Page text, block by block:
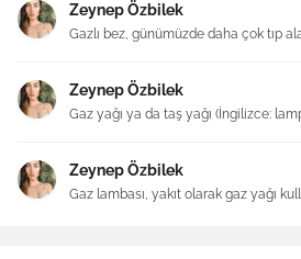
Zeynep Özbilek
Gazlı bez, günümüzde daha çok tıp
Zeynep Özbilek
Gaz yağı ya da taş yağı (İngilizce:
Zeynep Özbilek
Gaz lambası, yakıt olarak gaz yağı